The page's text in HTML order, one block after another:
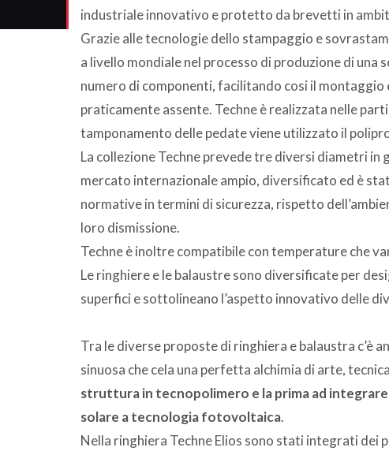
industriale innovativo e protetto da brevetti in
Grazie alle tecnologie dello stampaggio e
a livello mondiale nel processo di produzione di una
numero di componenti, facilitando cosi il montaggio
praticamente assente. Techne è realizzata nelle
tamponamento delle pedate viene utilizzato il
La collezione Techne prevede tre diversi diametri
mercato internazionale ampio, diversificato ed è
normative in termini di sicurezza, rispetto
loro dismissione.
Techne è inoltre compatibile con temperature che
Le ringhiere e le balaustre sono diversificate per
superfici e sottolineano l’aspetto innovativo delle
Tra le diverse proposte di ringhiera e balaustra c’è
sinuosa che cela una perfetta alchimia di arte,
struttura in tecnopolimero e la prima ad
solare a tecnologia fotovoltaica.
Nella ringhiera Techne Elios sono stati integrati dei